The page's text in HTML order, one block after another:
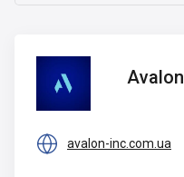
Avalon
 avalon-inc.com.ua